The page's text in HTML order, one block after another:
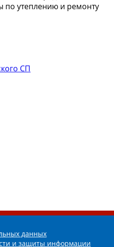
по утеплению и ремонту
СП
данных
и защиты информации